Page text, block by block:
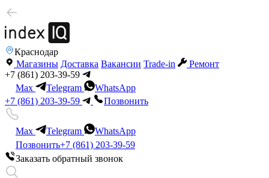
Краснодар
Магазины Доставка Вакансии Trade-in
Ремонт
+7 (861) 203-39-59
Max
Telegram
WhatsApp
+7 (861) 203-39-59
Позвонить
Max Telegram
WhatsApp
Позвонить+7 (861) 203-39-59
Заказать обратный звонок